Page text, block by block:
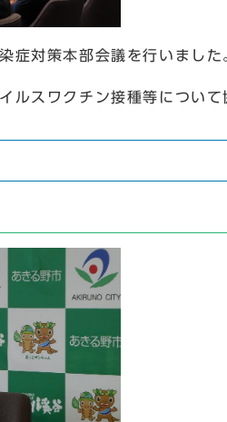
症対策本部会議を行いました
ルスワクチン接種等について